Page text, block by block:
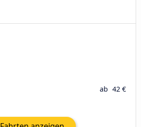
ab 42 €